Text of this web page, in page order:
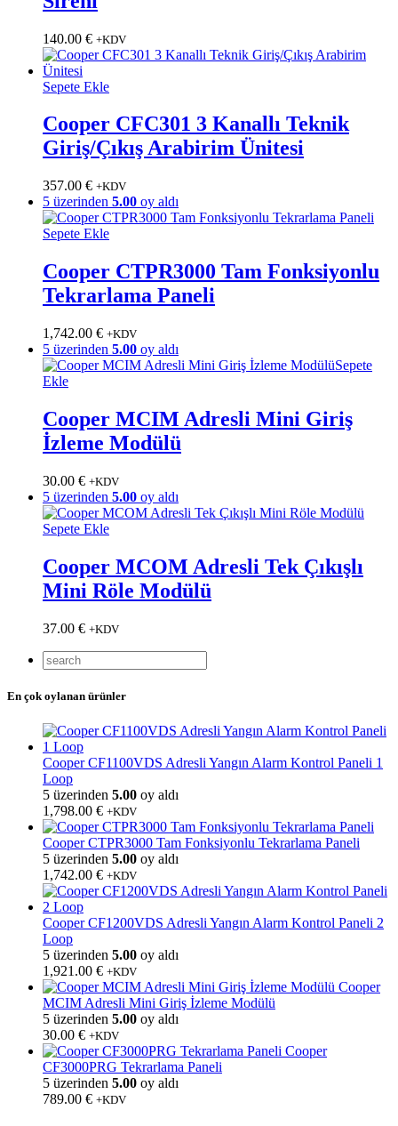
140.00 € +KDV
Sepete Ekle
Cooper CFC301 3 Kanallı Teknik
Giriş/Çıkış Arabirim Ünitesi
357.00 € +KDV
5 üzerinden 5.00 oy aldı
Sepete Ekle
Cooper CTPR3000 Tam Fonksiyonlu
Tekrarlama Paneli
1,742.00 € +KDV
5 üzerinden 5.00 oy aldı
Sepete
Ekle
Cooper MCIM Adresli Mini Giriş
İzleme Modülü
30.00 € +KDV
5 üzerinden 5.00 oy aldı
Sepete Ekle
Cooper MCOM Adresli Tek Çıkışlı
Mini Röle Modülü
37.00 € +KDV
En çok oylanan ürünler
Cooper CF1100VDS Adresli Yangın Alarm Kontrol Paneli 1
Loop
5 üzerinden 5.00 oy aldı
1,798.00 € +KDV
Cooper CTPR3000 Tam Fonksiyonlu Tekrarlama Paneli
5 üzerinden 5.00 oy aldı
1,742.00 € +KDV
Cooper CF1200VDS Adresli Yangın Alarm Kontrol Paneli 2
Loop
5 üzerinden 5.00 oy aldı
1,921.00 € +KDV
Cooper
MCIM Adresli Mini Giriş İzleme Modülü
5 üzerinden 5.00 oy aldı
30.00 € +KDV
Cooper
CF3000PRG Tekrarlama Paneli
5 üzerinden 5.00 oy aldı
789.00 € +KDV